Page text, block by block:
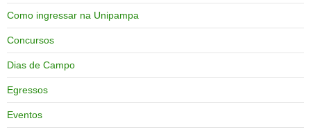
Como ingressar na Unipampa
Concursos
Dias de Campo
Egressos
Eventos